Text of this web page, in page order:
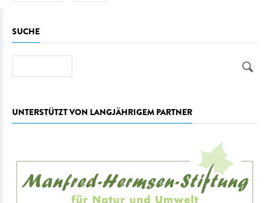
SUCHE
UNTERSTÜTZT VON LANGJÄHRIGEM PARTNER